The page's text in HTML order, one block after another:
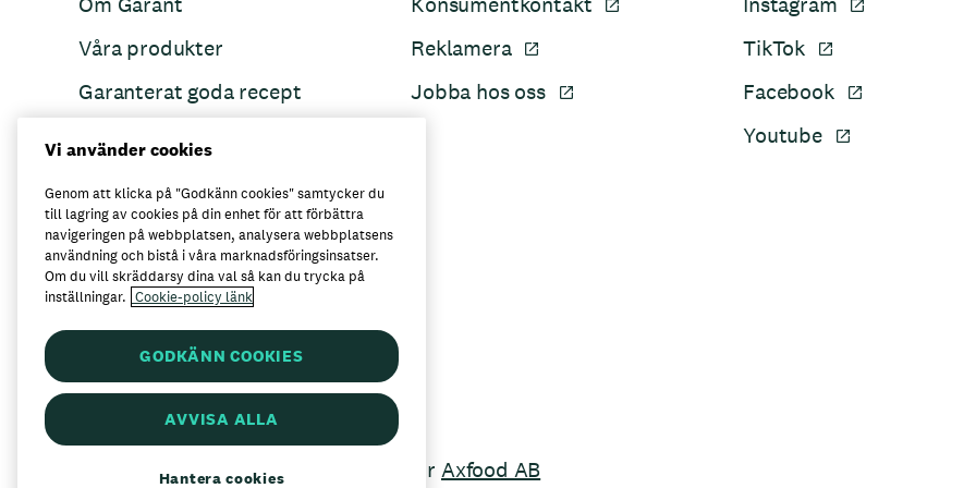
Våra produkter
Garanterat goda recept
Reklamera
Jobba hos oss
TikTok
Facebook
Youtube
Här kan du köpa Garant
Garant är ett registrerat varumärke för Axfood AB
Vi använder cookies
Genom att klicka på "Godkänn cookies" samtycker du
till lagring av cookies på din enhet för att förbättra
navigeringen på webbplatsen, analysera webbplatsens
användning och bistå i våra marknadsföringsinsatser.
Om du vill skräddarsy dina val så kan du trycka på
inställningar. Cookie-policy länk
GODKÄNN COOKIES
AVVISA ALLA
Hantera cookies